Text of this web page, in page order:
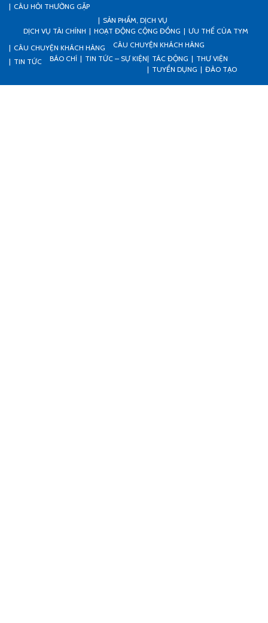
CÂU HỎI THƯỜNG GẶP
SẢN PHẨM, DỊCH VỤ
DỊCH VỤ TÀI CHÍNH
HOẠT ĐỘNG CỘNG ĐỒNG
ƯU THẾ CỦA TYM
CÂU CHUYỆN KHÁCH HÀNG
CÂU CHUYỆN KHÁCH HÀNG
TIN TỨC
BÁO CHÍ TIN TỨC – SỰ KIỆN TÁC ĐỘNG
THƯ VIỆN
TUYỂN DỤNG
ĐÀO TẠO